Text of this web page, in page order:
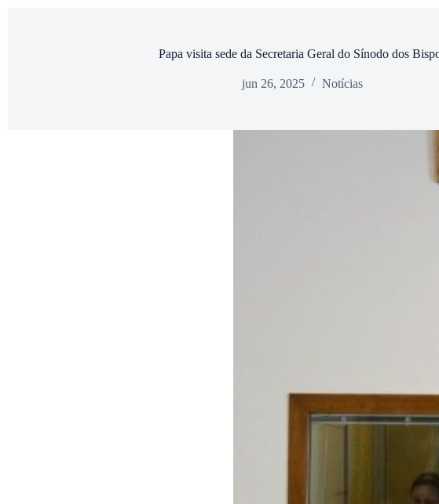
Papa visita sede da Secretaria Geral do Sínodo dos
jun 26, 2025 Notícias